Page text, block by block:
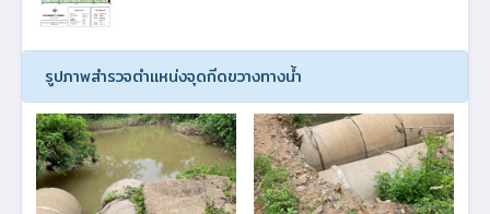
รูปภาพสำรวจตำแหน่งจุดกีดขวางทางน้ำ